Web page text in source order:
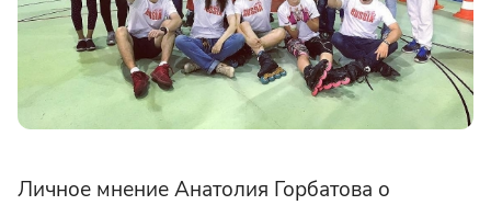
Личное мнение Анатолия Горбатова о